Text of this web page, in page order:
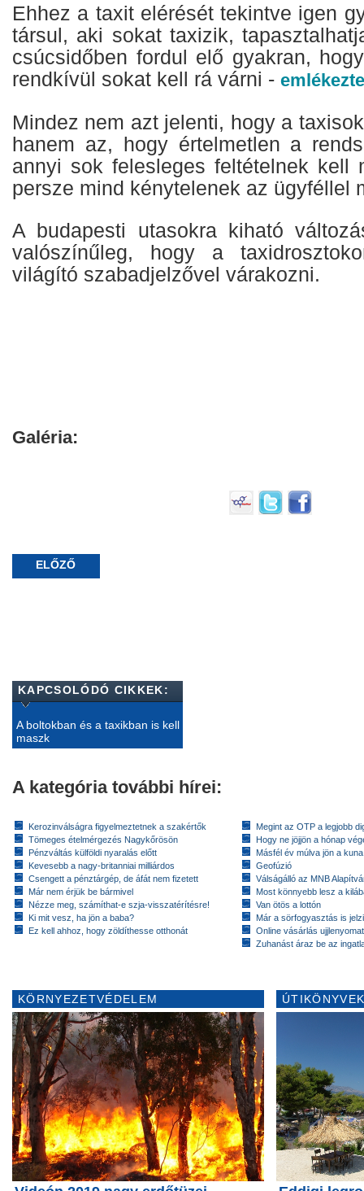
Ehhez a taxit elérését tekintve igen
társul, aki sokat taxizik,
csúcsidőben fordul elő gyakran,
rendkívül sokat kell rá várni -
Mindez nem azt jelenti, hogy a
hanem az, hogy értelmetlen a
annyi sok felesleges feltételnek kell
persze mind kénytelenek az ügyféllel
A budapesti utasokra kiható
valószínűleg, hogy a
világító szabadjelzővel várakozni.
Galéria:
ELŐZŐ
KAPCSOLÓDÓ CIKKEK:
A boltokban és a taxikban is kell
maszk
A kategória további hírei:
Kerozinválságra figyelmeztetnek a szakértők
Tömeges ételmérgezés Nagykőrösön
Pénzváltás külföldi nyaralás előtt
Kevesebb a nagy-britanniai milliárdos
Csengett a pénztárgép, de áfát nem fizetett
Már nem érjük be bármivel
Nézze meg, számíthat-e szja-visszatérítésre!
Ki mit vesz, ha jön a baba?
Ez kell ahhoz, hogy zöldíthesse otthonát
Megint az OTP a legjobb
Hogy ne jöjjön a hónap
Másfél év múlva jön a
Geofúzió
Válságálló az MNB
Most könnyebb lesz a
Van ötös a lottón
Már a sörfogyasztás is
Online vásárlás
Zuhanást áraz be az
KÖRNYEZETVÉDELEM